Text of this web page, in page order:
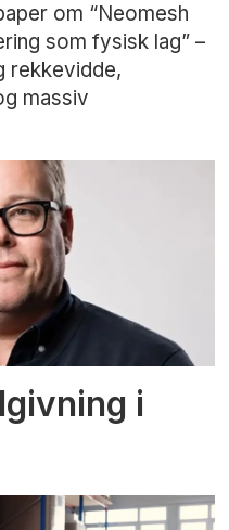
om “Neomesh
som fysisk lag” –
rekkevidde,
massiv
i